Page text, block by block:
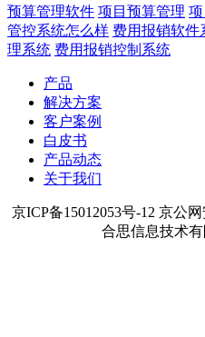
预算管理软件 项目预算管理
管控系统怎么样 费用报销软件
理系统 费用报销控制系统
产品
解决方案
客户案例
白皮书
产品动态
关于我们
京ICP备15012053号-12 京公
合思信息技术